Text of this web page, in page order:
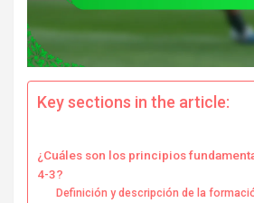
Key sections in the article:
¿Cuáles son los principios
4-3?
Definición y descripción de la